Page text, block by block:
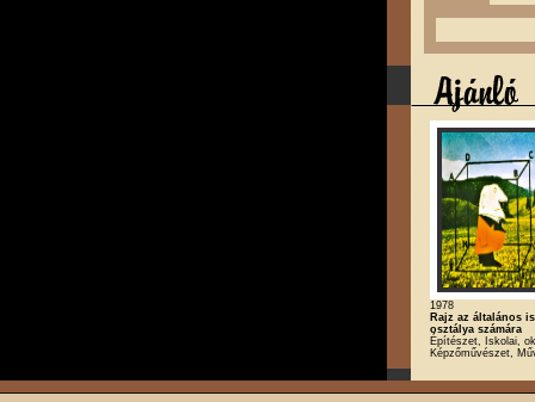
1978
Rajz az általános
osztálya számára
Építészet, Iskolai,
Képzőművészet,